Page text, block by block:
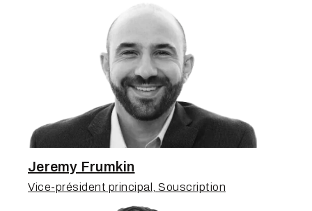
Jeremy Frumkin
Vice-président principal, Souscription